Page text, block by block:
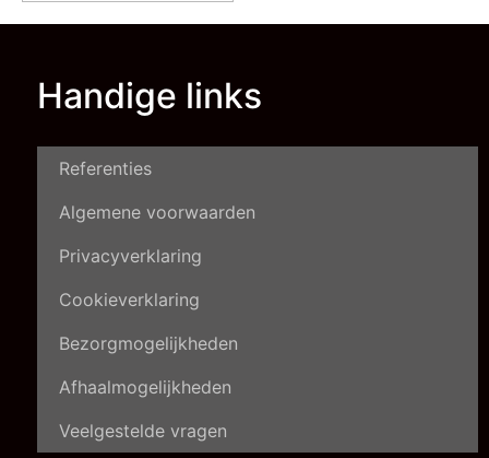
Handige links
Referenties
Algemene voorwaarden
Privacyverklaring
Cookieverklaring
Bezorgmogelijkheden
Afhaalmogelijkheden
Veelgestelde vragen